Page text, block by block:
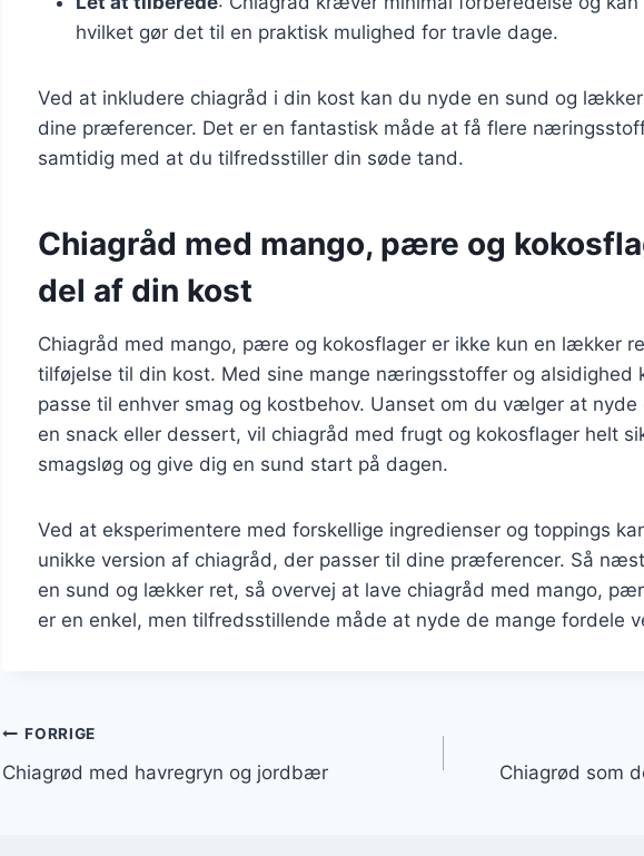
hvilket gør det til en praktisk mulighed for travle dage.
Ved at inkludere chiagråd i din kost kan du nyde en sund og
dine præferencer. Det er en fantastisk måde at få flere
samtidig med at du tilfredsstiller din søde tand.
Chiagråd med mango, pære og
del af din kost
Chiagråd med mango, pære og kokosflager er ikke kun en lækker
tilføjelse til din kost. Med sine mange næringsstoffer og alsidighed
passe til enhver smag og kostbehov. Uanset om du vælger at
en snack eller dessert, vil chiagråd med frugt og kokosflager helt
smagsløg og give dig en sund start på dagen.
Ved at eksperimentere med forskellige ingredienser og toppings
unikke version af chiagråd, der passer til dine præferencer. Så
en sund og lækker ret, så overvej at lave chiagråd med mango,
er en enkel, men tilfredsstillende måde at nyde de mange fordele
Indlægsnavigation
FORRIGE
Chiagrød med havregryn og jordbær Chiagrød som